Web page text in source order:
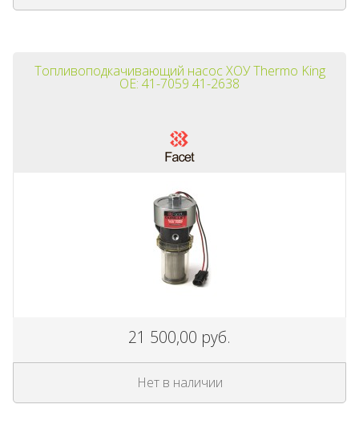
Топливоподкачивающий насос ХОУ Thermo King
OE: 41-7059 41-2638
21 500,00 руб.
Нет в наличии